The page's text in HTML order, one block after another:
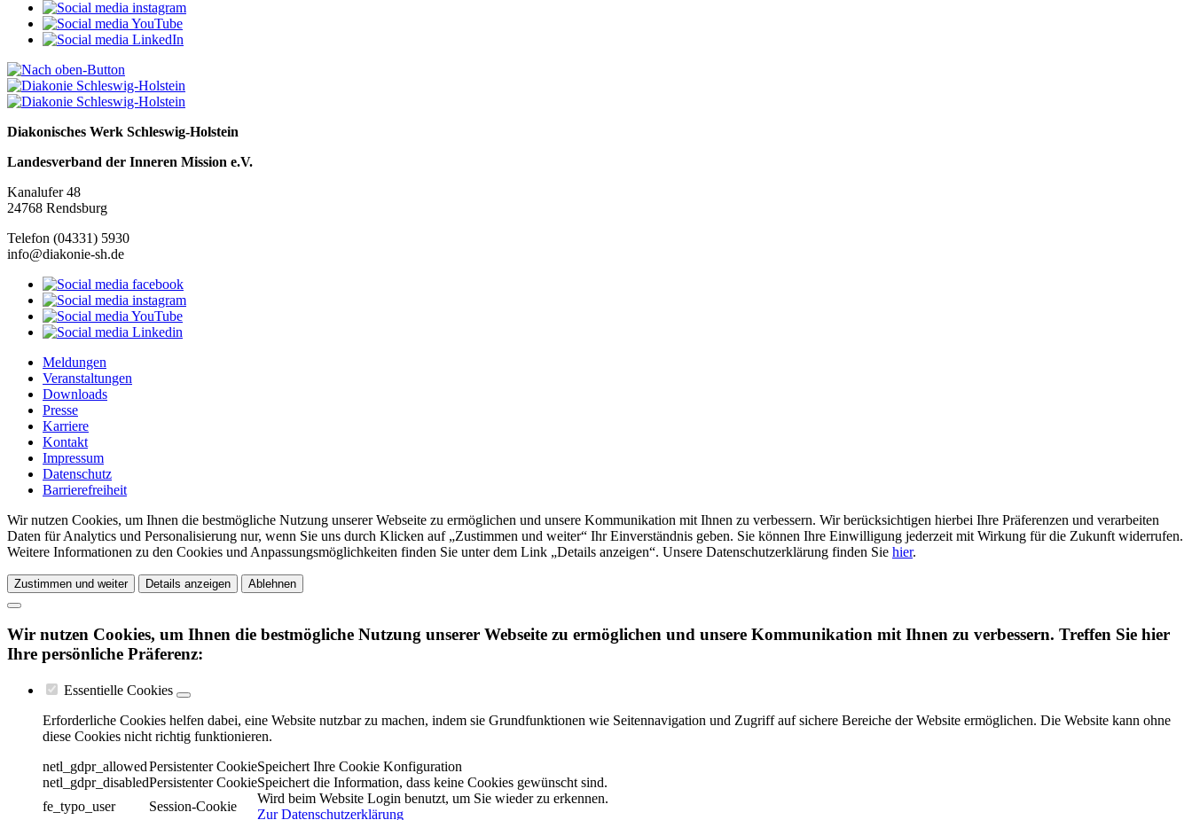
Diakonisches Werk Schleswig-Holstein
Landesverband der Inneren Mission e.V.
Kanalufer 48
24768 Rendsburg
Telefon (04331) 5930
info@diakonie-sh.de
Meldungen
Veranstaltungen
Downloads
Presse
Karriere
Kontakt
Impressum
Datenschutz
Barrierefreiheit
Wir nutzen Cookies, um Ihnen die bestmögliche Nutzung unserer Webseite zu ermöglichen und unsere Kommunikation mit Ihnen zu verbessern. Wir berücksichtigen hierbei Ihre Präferenzen und verarbeiten
Daten für Analytics und Personalisierung nur, wenn Sie uns durch Klicken auf „Zustimmen und weiter“ Ihr Einverständnis geben. Sie können Ihre Einwilligung jederzeit mit Wirkung für die Zukunft widerrufen.
Weitere Informationen zu den Cookies und Anpassungsmöglichkeiten finden Sie unter dem Link „Details anzeigen“. Unsere Datenschutzerklärung finden Sie hier.
Zustimmen und weiter Details anzeigen Ablehnen
Wir nutzen Cookies, um Ihnen die bestmögliche Nutzung unserer Webseite zu ermöglichen und unsere Kommunikation mit Ihnen zu verbessern. Treffen Sie hier
Ihre persönliche Präferenz:
Essentielle Cookies
Erforderliche Cookies helfen dabei, eine Website nutzbar zu machen, indem sie Grundfunktionen wie Seitennavigation und Zugriff auf sichere Bereiche der Website ermöglichen. Die Website kann ohne
diese Cookies nicht richtig funktionieren.
netl_gdpr_allowedPersistenter CookieSpeichert Ihre Cookie Konfiguration
netl_gdpr_disabledPersistenter CookieSpeichert die Information, dass keine Cookies gewünscht sind.
fe_typo_user
Session-Cookie
Wird beim Website Login benutzt, um Sie wieder zu erkennen.
Zur Datenschutzerklärung